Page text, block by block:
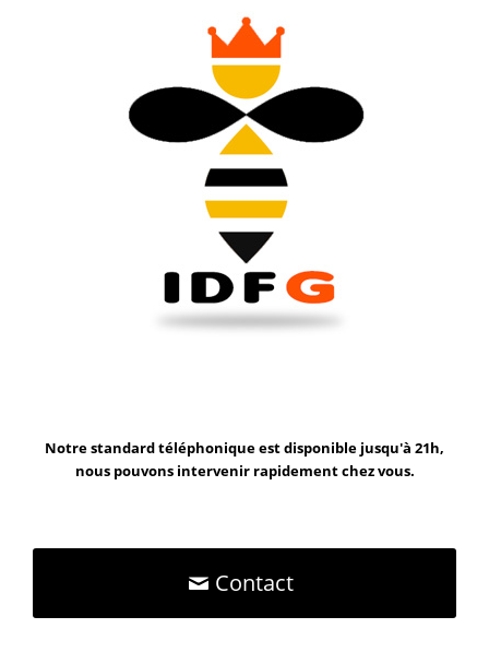
Notre standard téléphonique est disponible jusqu'à 21h,
nous pouvons intervenir rapidement chez vous.
Contact